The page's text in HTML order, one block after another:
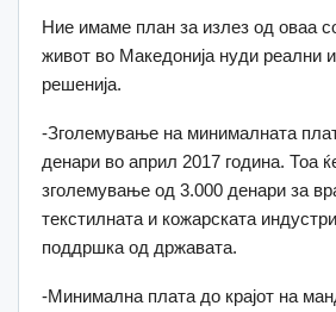
Ние имаме план за излез од оваа
живот во Македонија нуди реални
решенија.
-Зголемување на минималната
денари во април 2017 година. Тоа
зголемување од 3.000 денари за
текстилната и кожарската
поддршка од државата.
-Минимална плата до крајот на